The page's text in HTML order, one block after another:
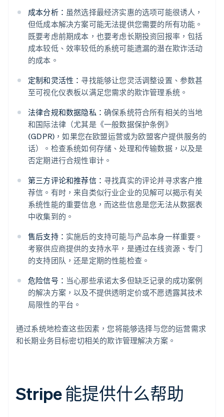
成本分析： 虽然选择最经济实惠的选项可能很诱人，
但低成本解决方案可能无法提供您需要的所有功能。
既要考虑前期成本，也要考虑长期投资回报率，包括
成本较低、效率较低的系统可能遗漏的潜在欺诈活动
的成本。
定制和灵活性： 寻找能够让您灵活调整设置、参数甚
至可视化仪表板以满足您需求的欺诈管理系统。
法律合规和数据隐私： 确保系统符合所有相关的当地
和国际法律（尤其是《一般数据保护条例》
(GDPR)，如果您在欧盟运营或为欧盟客户提供服务的
话）。检查系统如何存储、处理和传输数据，以及是
否定期进行合规性审计。
第三方评论和推荐信： 寻找真实的评论并寻求客户推
荐信。有时，来自类似行业企业的见解可以揭示有关
系统性能的重要信息，而这些信息是您无法从数据表
中收集到的。
售后支持： 实施后的支持可能与产品本身一样重要。
考察供应商提供的支持水平，是通过在线资源、专门
的支持团队，还是定期的性能检查。
危险信号： 当心那些承诺太多但缺乏记录的成功案例
的解决方案，以及不提供透明定价或不愿透露其技术
局限性的平台。
通过系统地检查这些因素，您将能够选择与您的运营需求
和长期业务目标密切相关的欺诈管理解决方案。
Stripe 能提供什么帮助